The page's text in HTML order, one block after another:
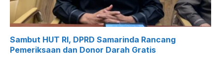
Sambut HUT RI, DPRD Samarinda Rancang
Pemeriksaan dan Donor Darah Gratis